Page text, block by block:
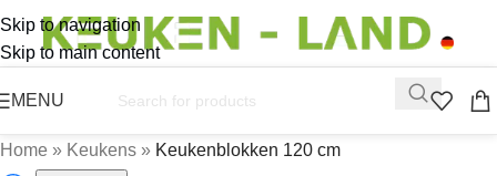
Skip to navigation
Skip to main content
MENU
Home » Keukens » Keukenblokken 120 cm